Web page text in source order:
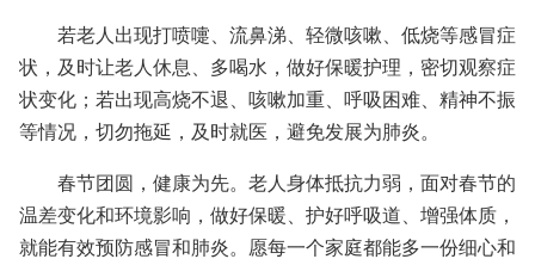
若老人出现打喷嚏、流鼻涕、轻微咳嗽、低烧等感冒症
状，及时让老人休息、多喝水，做好保暖护理，密切观察症
状变化；若出现高烧不退、咳嗽加重、呼吸困难、精神不振
等情况，切勿拖延，及时就医，避免发展为肺炎。
春节团圆，健康为先。老人身体抵抗力弱，面对春节的
温差变化和环境影响，做好保暖、护好呼吸道、增强体质，
就能有效预防感冒和肺炎。愿每一个家庭都能多一份细心和